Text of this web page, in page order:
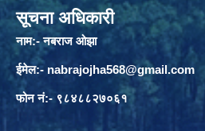
सूचना अधिकारी
नाम:- नबराज ओझा
ईमेल:- nabrajojha568@gmail.com
फोन नं:- ९८४८८२७०६१